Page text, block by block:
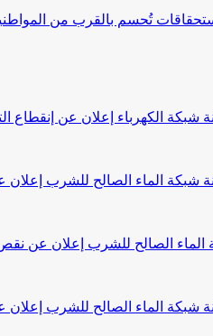
تُحسم بالقرب من
الكهرباء إعلان عن إنقطاع
شبكة الماء الصالح للشرب إعلان
الصالح للشرب إعلان عن نقص
شبكة الماء الصالح للشرب إعلان